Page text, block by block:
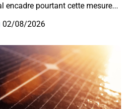
encadre pourtant cette mesure...
02/08/2026